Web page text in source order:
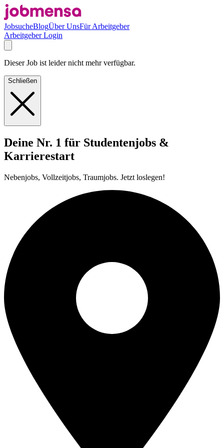
JobsucheBlogÜber UnsFür Arbeitgeber
Arbeitgeber Login
Dieser Job ist leider nicht mehr verfügbar.
Schließen
Deine Nr. 1 für Studentenjobs &
Karrierestart
Nebenjobs, Vollzeitjobs, Traumjobs. Jetzt loslegen!